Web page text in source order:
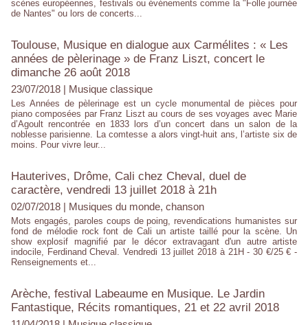
scènes européennes, festivals ou événements comme la "Folle journée
de Nantes" ou lors de concerts...
Toulouse, Musique en dialogue aux Carmélites : « Les
années de pèlerinage » de Franz Liszt, concert le
dimanche 26 août 2018
23/07/2018 | Musique classique
Les Années de pèlerinage est un cycle monumental de pièces pour
piano composées par Franz Liszt au cours de ses voyages avec Marie
d’Agoult rencontrée en 1833 lors d’un concert dans un salon de la
noblesse parisienne. La comtesse a alors vingt-huit ans, l’artiste six de
moins. Pour vivre leur...
Hauterives, Drôme, Cali chez Cheval, duel de
caractère, vendredi 13 juillet 2018 à 21h
02/07/2018 | Musiques du monde, chanson
Mots engagés, paroles coups de poing, revendications humanistes sur
fond de mélodie rock font de Cali un artiste taillé pour la scène. Un
show explosif magnifié par le décor extravagant d'un autre artiste
indocile, Ferdinand Cheval. Vendredi 13 juillet 2018 à 21H - 30 €/25 € -
Renseignements et...
Arèche, festival Labeaume en Musique. Le Jardin
Fantastique, Récits romantiques, 21 et 22 avril 2018